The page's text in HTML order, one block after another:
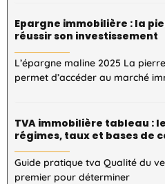
Epargne immobilière : la
réussir son investissement
L’épargne maline 2025 La
permet d’accéder au marché
TVA immobilière tableau :
régimes, taux et bases de
Guide pratique tva Qualité du
premier pour déterminer